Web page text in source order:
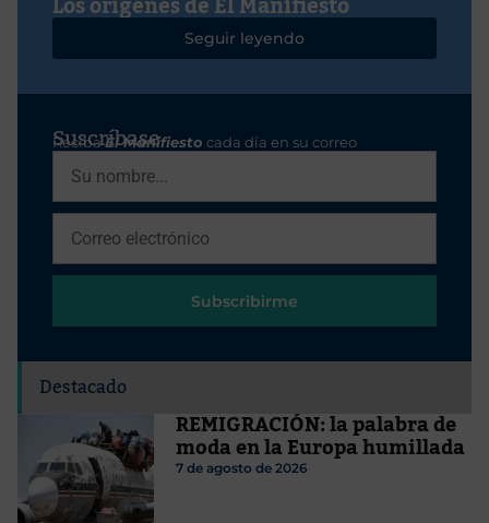
Seguir leyendo
Suscríbase
RecibaEl Manifiesto cada día en su correo
Subscribirme
Destacado
REMIGRACIÓN: la palabra de
moda en la Europa humillada
7 de agosto de 2026